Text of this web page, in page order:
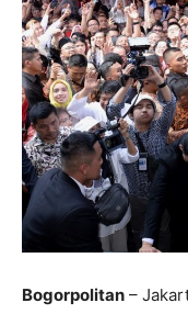
Bogorpolitan –